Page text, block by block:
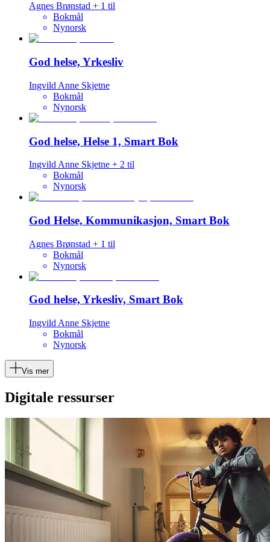
Agnes Brønstad + 1 til
Bokmål
Nynorsk
God helse, Yrkesliv
Ingvild Anne Skjetne
Bokmål
Nynorsk
God helse, Helse 1, Smart Bok
Ingvild Anne Skjetne + 2 til
Bokmål
Nynorsk
God Helse, Kommunikasjon, Smart Bok
Agnes Brønstad + 1 til
Bokmål
Nynorsk
God helse, Yrkesliv, Smart Bok
Ingvild Anne Skjetne
Bokmål
Nynorsk
Vis mer
Digitale ressurser